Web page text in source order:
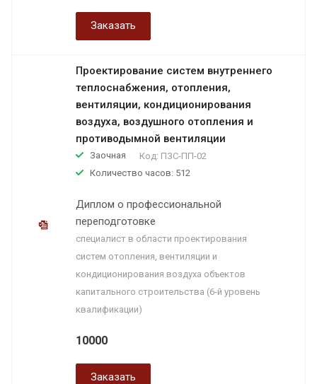
Заказать
Проектирование систем внутреннего
теплоснабжения, отопления,
вентиляции, кондиционирования
воздуха, воздушного отопления и
противодымной вентиляции
Заочная Код: ПЗС-ПП-02
Количество часов: 512
Диплом о профессиональной
переподготовке
специалист в области проектирования
систем отопления, вентиляции и
кондиционирования воздуха объектов
капитального строительства (6-й уровень
квалификации)
10000
Заказать